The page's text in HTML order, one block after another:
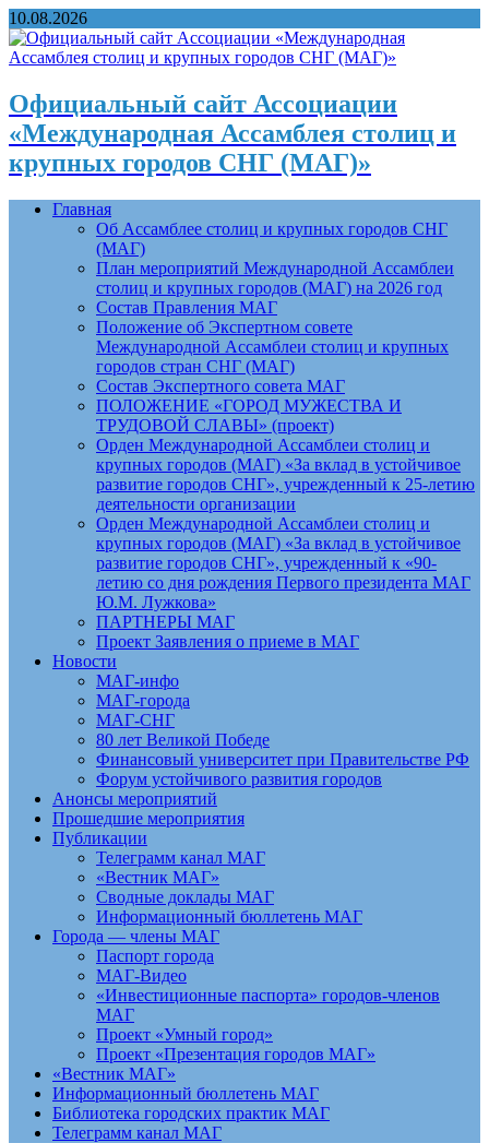
10.08.2026
Официальный сайт Ассоциации
«Международная Ассамблея столиц и
крупных городов СНГ (МАГ)»
Главная
Об Ассамблее столиц и крупных городов СНГ
(МАГ)
План мероприятий Международной Ассамблеи
столиц и крупных городов (МАГ) на 2026 год
Состав Правления МАГ
Положение об Экспертном совете
Международной Ассамблеи столиц и крупных
городов стран СНГ (МАГ)
Состав Экспертного совета МАГ
ПОЛОЖЕНИЕ «ГОРОД МУЖЕСТВА И
ТРУДОВОЙ СЛАВЫ» (проект)
Орден Международной Ассамблеи столиц и
крупных городов (МАГ) «За вклад в устойчивое
развитие городов СНГ», учрежденный к 25-летию
деятельности организации
Орден Международной Ассамблеи столиц и
крупных городов (МАГ) «За вклад в устойчивое
развитие городов СНГ», учрежденный к «90-
летию со дня рождения Первого президента МАГ
Ю.М. Лужкова»
ПАРТНЕРЫ МАГ
Проект Заявления о приеме в МАГ
Новости
МАГ-инфо
МАГ-города
МАГ-СНГ
80 лет Великой Победе
Финансовый университет при Правительстве РФ
Форум устойчивого развития городов
Анонсы мероприятий
Прошедшие мероприятия
Публикации
Телеграмм канал МАГ
«Вестник МАГ»
Сводные доклады МАГ
Информационный бюллетень МАГ
Города — члены МАГ
Паспорт города
МАГ-Видео
«Инвестиционные паспорта» городов-членов
МАГ
Проект «Умный город»
Проект «Презентация городов МАГ»
«Вестник МАГ»
Информационный бюллетень МАГ
Библиотека городских практик МАГ
Телеграмм канал МАГ